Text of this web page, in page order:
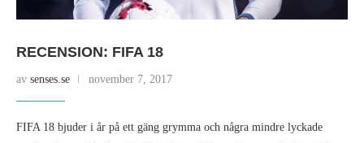
RECENSION: FIFA 18
av senses.se november 7, 2017
FIFA 18 bjuder i år på ett gäng grymma och några mindre lyckade